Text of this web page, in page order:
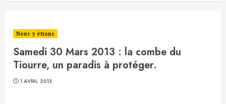
Nous y étions
Samedi 30 Mars 2013 : la combe du
Tiourre, un paradis à protéger.
1 AVRIL 2013